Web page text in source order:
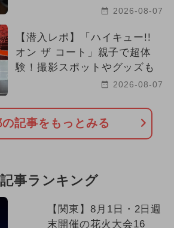
2026-08-07
【潜入レポ】「ハイキュー!!
オン ザ コート」親子で超体
験！撮影スポットやグッズも
2026-08-07
記事をもっとみる
事ランキング
【関東】8月1日・2日週
末開催の花火大会16